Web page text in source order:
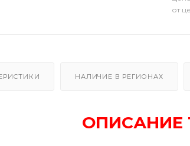
от
НАЛИЧИЕ В РЕГИОНАХ
ОПИСАНИЕ